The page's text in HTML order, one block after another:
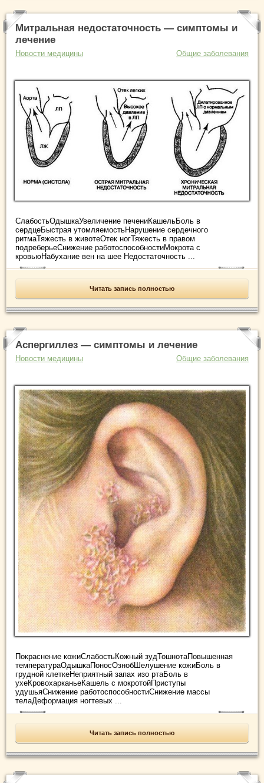
Митральная недостаточность — симптомы и
лечение
Новости медицины Общие заболевания
СлабостьОдышкаУвеличение печениКашельБоль в
сердцеБыстрая утомляемостьНарушение сердечного
ритмаТяжесть в животеОтек ногТяжесть в правом
подреберьеСнижение работоспособностиМокрота с
кровьюНабухание вен на шее Недостаточность ...
Читать запись полностью
Аспергиллез — симптомы и лечение
Новости медицины Общие заболевания
Покраснение кожиСлабостьКожный зудТошнотаПовышенная
температураОдышкаПоносОзнобШелушение кожиБоль в
грудной клеткеНеприятный запах изо ртаБоль в
ухеКровохарканьеКашель с мокротойПриступы
удушьяСнижение работоспособностиСнижение массы
телаДеформация ногтевых ...
Читать запись полностью